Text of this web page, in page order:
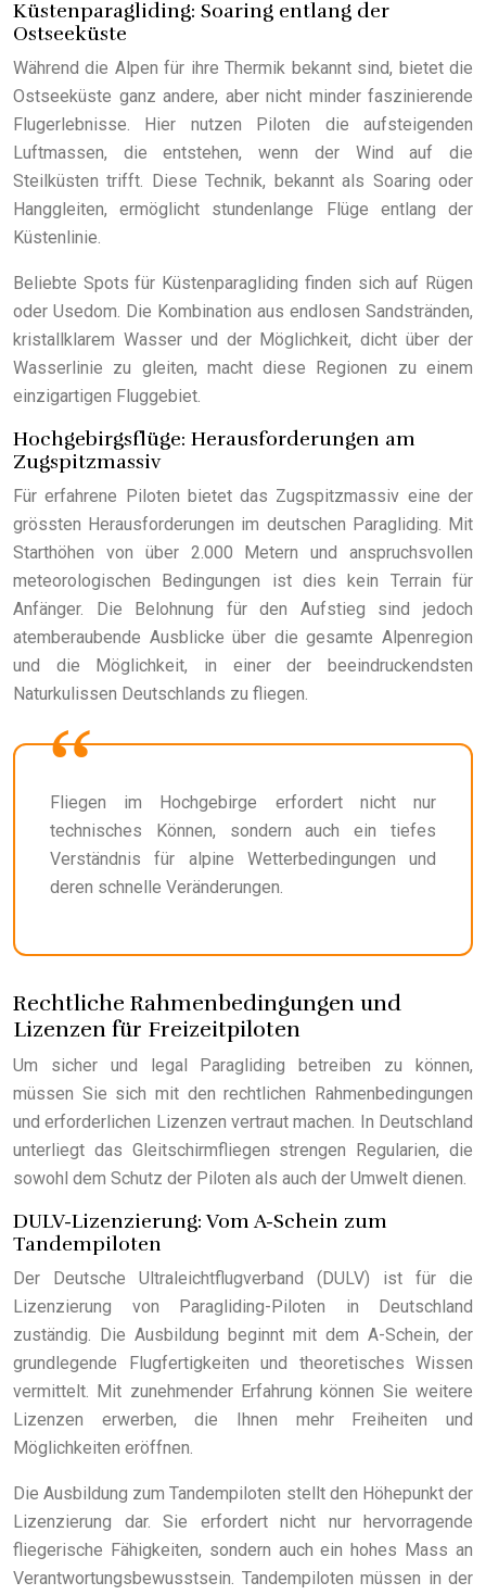
Küstenparagliding: Soaring entlang der
Ostseeküste
Während die Alpen für ihre Thermik bekannt sind, bietet die
Ostseeküste ganz andere, aber nicht minder faszinierende
Flugerlebnisse. Hier nutzen Piloten die aufsteigenden
Luftmassen, die entstehen, wenn der Wind auf die
Steilküsten trifft. Diese Technik, bekannt als Soaring oder
Hanggleiten, ermöglicht stundenlange Flüge entlang der
Küstenlinie.
Beliebte Spots für Küstenparagliding finden sich auf Rügen
oder Usedom. Die Kombination aus endlosen Sandstränden,
kristallklarem Wasser und der Möglichkeit, dicht über der
Wasserlinie zu gleiten, macht diese Regionen zu einem
einzigartigen Fluggebiet.
Hochgebirgsflüge: Herausforderungen am
Zugspitzmassiv
Für erfahrene Piloten bietet das Zugspitzmassiv eine der
grössten Herausforderungen im deutschen Paragliding. Mit
Starthöhen von über 2.000 Metern und anspruchsvollen
meteorologischen Bedingungen ist dies kein Terrain für
Anfänger. Die Belohnung für den Aufstieg sind jedoch
atemberaubende Ausblicke über die gesamte Alpenregion
und die Möglichkeit, in einer der beeindruckendsten
Naturkulissen Deutschlands zu fliegen.
Fliegen im Hochgebirge erfordert nicht nur
technisches Können, sondern auch ein tiefes
Verständnis für alpine Wetterbedingungen und
deren schnelle Veränderungen.
Rechtliche Rahmenbedingungen und
Lizenzen für Freizeitpiloten
Um sicher und legal Paragliding betreiben zu können,
müssen Sie sich mit den rechtlichen Rahmenbedingungen
und erforderlichen Lizenzen vertraut machen. In Deutschland
unterliegt das Gleitschirmfliegen strengen Regularien, die
sowohl dem Schutz der Piloten als auch der Umwelt dienen.
DULV-Lizenzierung: Vom A-Schein zum
Tandempiloten
Der Deutsche Ultraleichtflugverband (DULV) ist für die
Lizenzierung von Paragliding-Piloten in Deutschland
zuständig. Die Ausbildung beginnt mit dem A-Schein, der
grundlegende Flugfertigkeiten und theoretisches Wissen
vermittelt. Mit zunehmender Erfahrung können Sie weitere
Lizenzen erwerben, die Ihnen mehr Freiheiten und
Möglichkeiten eröffnen.
Die Ausbildung zum Tandempiloten stellt den Höhepunkt der
Lizenzierung dar. Sie erfordert nicht nur hervorragende
fliegerische Fähigkeiten, sondern auch ein hohes Mass an
Verantwortungsbewusstsein. Tandempiloten müssen in der